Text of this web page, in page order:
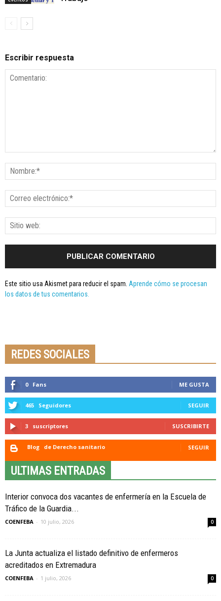
Escribir respuesta
Este sitio usa Akismet para reducir el spam. Aprende cómo se procesan
los datos de tus comentarios.
REDES SOCIALES
0 Fans ME GUSTA
465 Seguidores SEGUIR
3 suscriptores SUSCRIBIRTE
Blog de Derecho sanitario SEGUIR
ULTIMAS ENTRADAS
Interior convoca dos vacantes de enfermería en la Escuela de
Tráfico de la Guardia...
COENFEBA - 10 julio, 2026 0
La Junta actualiza el listado definitivo de enfermeros
acreditados en Extremadura
COENFEBA - 1 julio, 2026 0